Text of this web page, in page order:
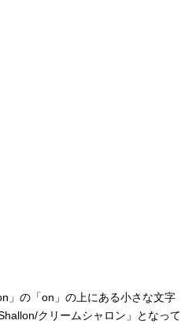
」の「on」の上にある小さな文字
クリームシャロン」となって